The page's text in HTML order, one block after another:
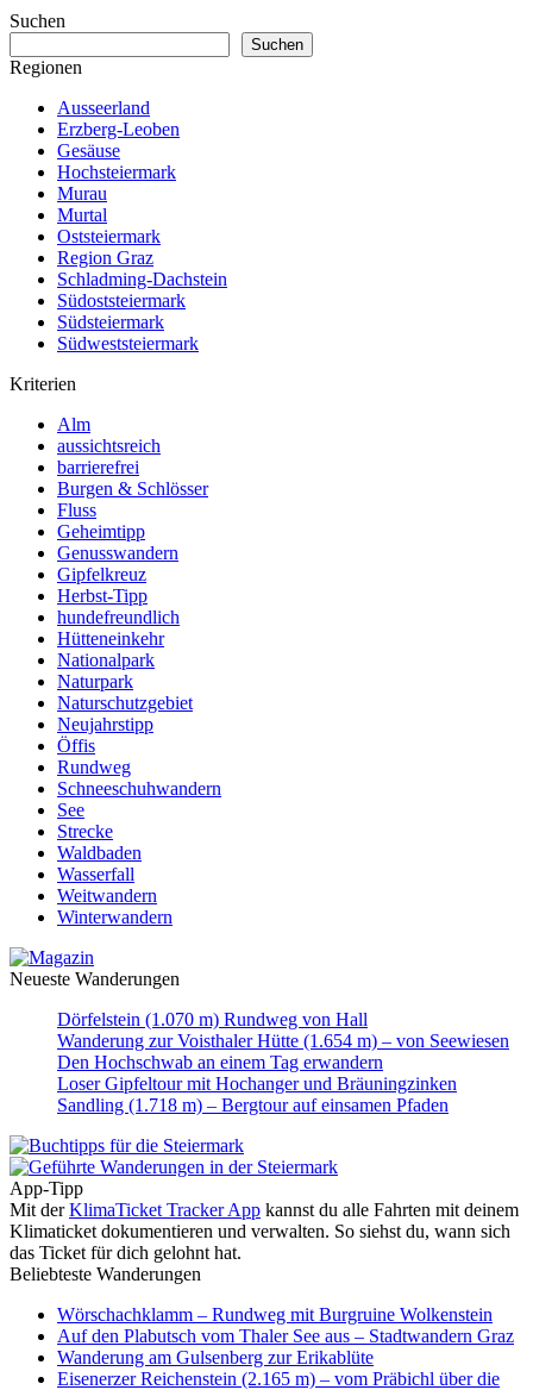
Suchen
Suchen
Regionen
Ausseerland
Erzberg-Leoben
Gesäuse
Hochsteiermark
Murau
Murtal
Oststeiermark
Region Graz
Schladming-Dachstein
Südoststeiermark
Südsteiermark
Südweststeiermark
Kriterien
Alm
aussichtsreich
barrierefrei
Burgen & Schlösser
Fluss
Geheimtipp
Genusswandern
Gipfelkreuz
Herbst-Tipp
hundefreundlich
Hütteneinkehr
Nationalpark
Naturpark
Naturschutzgebiet
Neujahrstipp
Öffis
Rundweg
Schneeschuhwandern
See
Strecke
Waldbaden
Wasserfall
Weitwandern
Winterwandern
Neueste Wanderungen
Dörfelstein (1.070 m) Rundweg von Hall
Wanderung zur Voisthaler Hütte (1.654 m) – von Seewiesen
Den Hochschwab an einem Tag erwandern
Loser Gipfeltour mit Hochanger und Bräuningzinken
Sandling (1.718 m) – Bergtour auf einsamen Pfaden
App-Tipp
Mit derKlimaTicket Tracker App kannst du alle Fahrten mit deinem
Klimaticket dokumentieren und verwalten. So siehst du, wann sich
das Ticket für dich gelohnt hat.
Beliebteste Wanderungen
Wörschachklamm – Rundweg mit Burgruine Wolkenstein
Auf den Plabutsch vom Thaler See aus – Stadtwandern Graz
Wanderung am Gulsenberg zur Erikablüte
Eisenerzer Reichenstein (2.165 m) – vom Präbichl über die